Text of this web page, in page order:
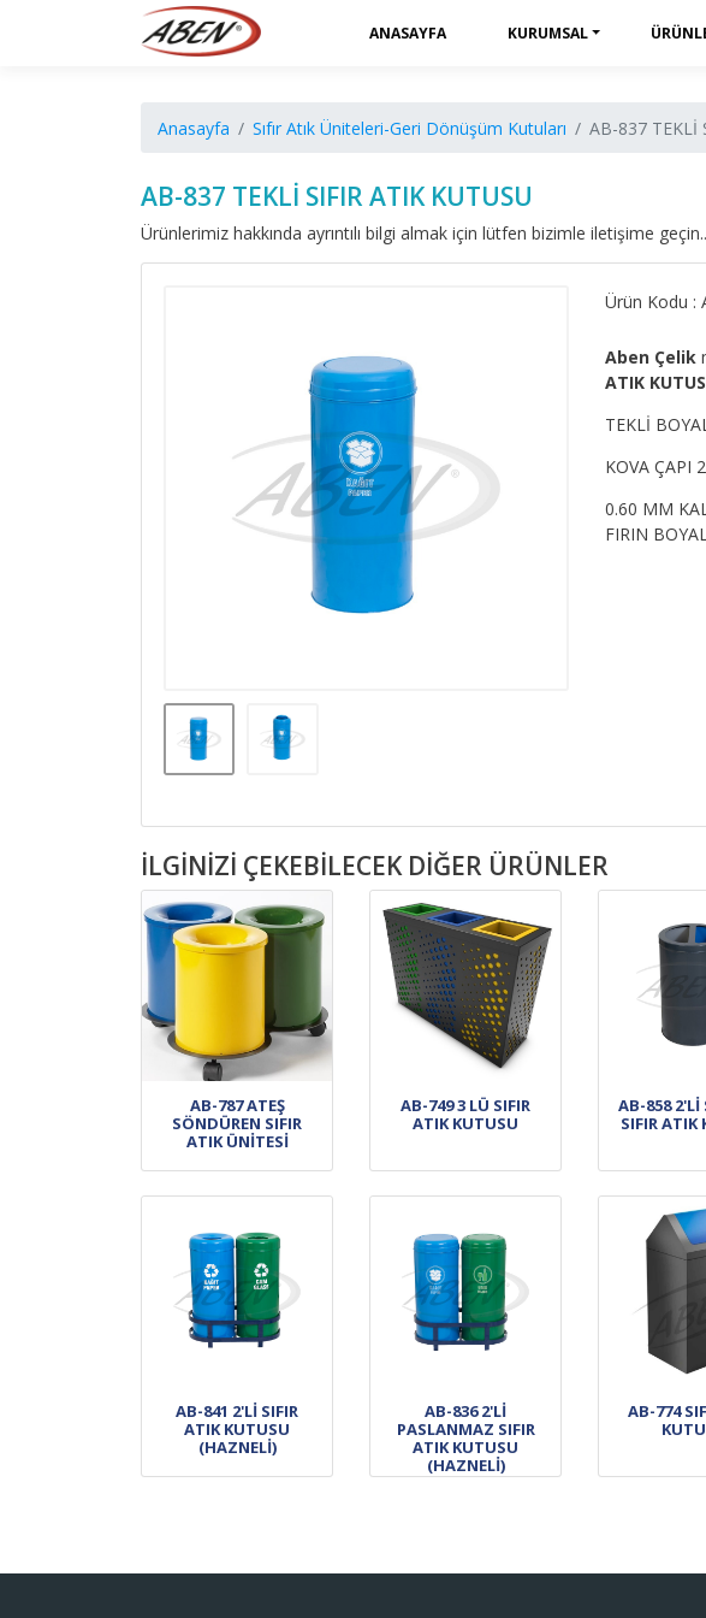
ANASAYFA KURUMSAL
Anasayfa Sıfır Atık Üniteleri-Geri Dönüşüm Kutuları AB-837 TEKLİ
AB-837 TEKLİ SIFIR ATIK KUTUSU
Ürünlerimiz hakkında ayrıntılı bilgi almak için lütfen bizimle iletişime geçin..
Ürün Kodu :
Aben Çelik
ATIK
TEKLİ
KOVA ÇAPI
0.60 MM
FIRIN
İLGINIZI ÇEKEBILECEK DIĞER ÜRÜNLER
AB-787 ATEŞ
SÖNDÜREN SIFIR
ATIK ÜNİTESİ
AB-749 3 LÜ SIFIR
ATIK KUTUSU
AB-858 2'Lİ
SIFIR ATIK
AB-841 2'Lİ SIFIR
ATIK KUTUSU
(HAZNELİ)
AB-836 2'Lİ
PASLANMAZ SIFIR
ATIK KUTUSU
(HAZNELİ)
AB-774